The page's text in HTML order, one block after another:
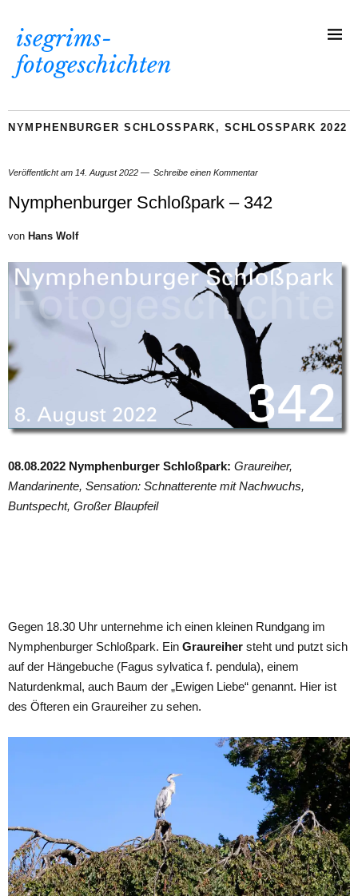
isegrims-
fotogeschichten
NYMPHENBURGER SCHLOSSPARK , SCHLOSSPARK 2022
Veröffentlicht am 14. August 2022 Schreibe einen Kommentar
Nymphenburger Schloßpark – 342
von Hans Wolf
08.08.2022 Nymphenburger Schloßpark: Graureiher,
Mandarinente, Sensation: Schnatterente mit Nachwuchs,
Buntspecht, Großer Blaupfeil
Gegen 18.30 Uhr unternehme ich einen kleinen Rundgang im
Nymphenburger Schloßpark. Ein Graureiher steht und putzt sich
auf der Hängebuche (Fagus sylvatica f. pendula), einem
Naturdenkmal, auch Baum der „Ewigen Liebe“ genannt. Hier ist
des Öfteren ein Graureiher zu sehen.